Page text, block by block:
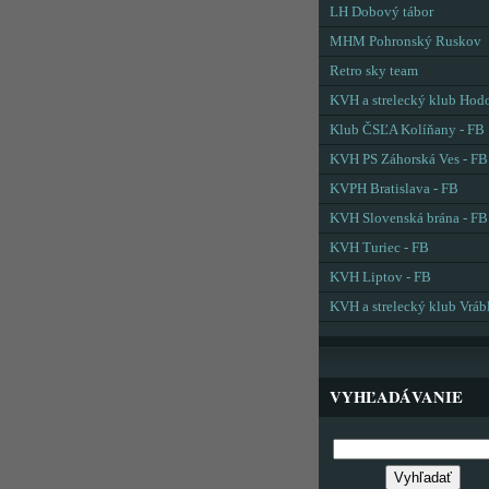
LH Dobový tábor
MHM Pohronský Ruskov
Retro sky team
KVH a strelecký klub
Klub ČSĽA Kolíňany - FB
KVH PS Záhorská Ves - FB
KVPH Bratislava - FB
KVH Slovenská brána - FB
KVH Turiec - FB
KVH Liptov - FB
KVH a strelecký klub
VYHĽADÁVANIE